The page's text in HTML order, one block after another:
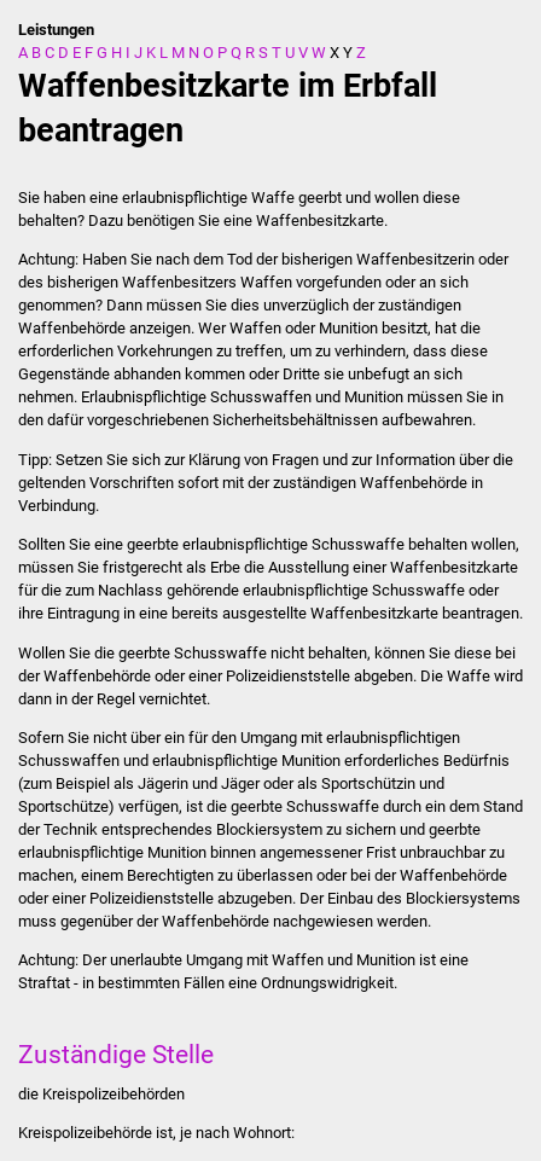
Stadtverwaltung
Stellenangebote
Kontakt
Veröffentlichungen
Ortsrecht
FNP / Bebauungspläne
Stadtinfo
Jubiläumsjahr 2021
Partnerstädte
Projekte
Schulentwicklung Bizet
Sanierung Hallenbad
Sanierung Bizethalle
Ortsentwicklung
Was erledige ich wo
Leistungen
A B C D E F G H I J K L M N O P Q R S T U V W X Y Z
Waffenbesitzkarte im Erbfall
beantragen
Sie haben eine erlaubnispflichtige Waffe geerbt und wollen diese
behalten? Dazu benötigen Sie eine Waffenbesitzkarte.
Achtung: Haben Sie nach dem Tod der bisherigen Waffenbesitzerin oder
des bisherigen Waffenbesitzers Waffen vorgefunden oder an sich
genommen? Dann müssen Sie dies unverzüglich der zuständigen
Waffenbehörde anzeigen. Wer Waffen oder Munition besitzt, hat die
erforderlichen Vorkehrungen zu treffen, um zu verhindern, dass diese
Gegenstände abhanden kommen oder Dritte sie unbefugt an sich
nehmen.Erlaubnispflichtige Schusswaffen und Munition müssen Sie in
den dafür vorgeschriebenen Sicherheitsbehältnissen aufbewahren.
Tipp: Setzen Sie sich zur Klärung von Fragen und zur Information über die
geltenden Vorschriften sofort mit der zuständigen Waffenbehörde in
Verbindung.
Sollten Sie eine geerbte erlaubnispflichtige Schusswaffe behalten wollen,
müssen Sie fristgerecht als Erbe die Ausstellung einer Waffenbesitzkarte
für die zum Nachlass gehörende erlaubnispflichtige Schusswaffe oder
ihre Eintragung in eine bereits ausgestellte Waffenbesitzkarte beantragen.
Wollen Sie die geerbte Schusswaffe nicht behalten, können Sie diese bei
der Waffenbehörde oder einer Polizeidienststelle abgeben. Die Waffe wird
dann in der Regel vernichtet.
Sofern Sie nicht über ein für den Umgang mit erlaubnispflichtigen
Schusswaffen und erlaubnispflichtige Munition erforderliches Bedürfnis
(zum Beispiel als Jägerin und Jäger oder als Sportschützin und
Sportschütze) verfügen, ist die geerbte Schusswaffe durch ein dem Stand
der Technik entsprechendes Blockiersystem zu sichern und geerbte
erlaubnispflichtige Munition binnen angemessener Frist unbrauchbar zu
machen, einem Berechtigten zu überlassen oder bei der Waffenbehörde
oder einer Polizeidienststelle abzugeben. Der Einbau des Blockiersystems
muss gegenüber der Waffenbehörde nachgewiesen werden.
Achtung:Der unerlaubte Umgang mit Waffen und Munition ist eine
Straftat - in bestimmten Fällen eine Ordnungswidrigkeit.
Zuständige Stelle
die Kreispolizeibehörden
Kreispolizeibehörde ist, je nach Wohnort: